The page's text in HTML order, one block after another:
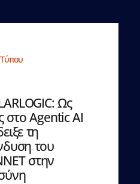
Ως
στο Agentic AI
τη
του
στην